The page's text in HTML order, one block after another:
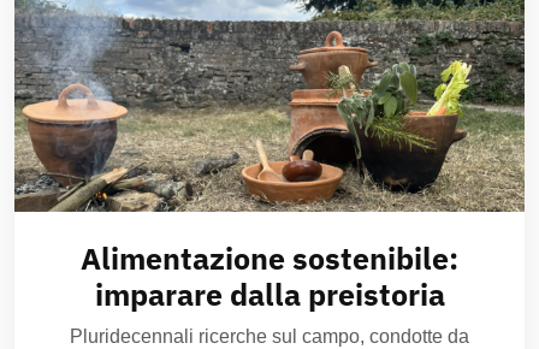
Alimentazione sostenibile:
imparare dalla preistoria
Pluridecennali ricerche sul campo, condotte da